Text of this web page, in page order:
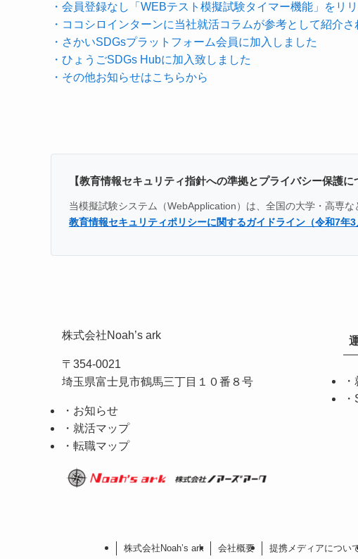
・会員登録なし「WEBテスト模擬試験タイマー機能」をリ
・ココシロインターンに当社就活コラムが参考として紹介さ
・さかいSDGsプラットフォーム会員に加入しました
・ひょうごSDGs Hubに加入致しました
・その他お知らせはこちらから
【教育情報セキュリティ指針への準拠とプライバシー保護に
当模擬試験システム（WebApplication）は、全国の大学・高専
教育情報セキュリティポリシーに関するガイドライン（令和7年3
株式会社Noah’s ark
〒354-0021
埼玉県富士見市鶴馬三丁目１０番８号
・お知らせ
・就活マップ
・転職マップ
・
・
株式会社Noah’s ark 会社概要 提携メディアについ